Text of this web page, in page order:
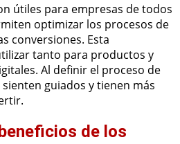
útiles para empresas de todos
optimizar los procesos de
conversiones. Esta
tanto para productos y
Al definir el proceso de
guiados y tienen más
de los